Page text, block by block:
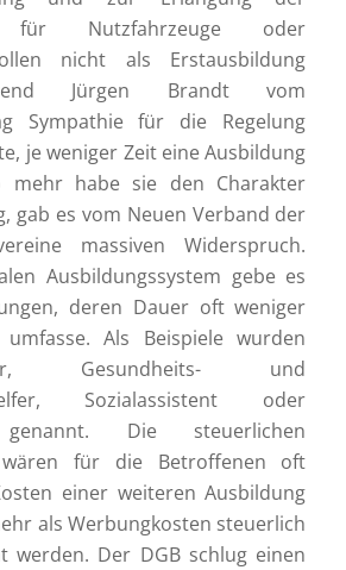
für Nutzfahrzeuge oder
nicht als Erstausbildung
Jürgen Brandt vom
Sympathie für die Regelung
je weniger Zeit eine Ausbildung
mehr habe sie den Charakter
gab es vom Neuen Verband der
massiven Widerspruch.
Ausbildungssystem gebe es
deren Dauer oft weniger
Als Beispiele wurden
Gesundheits- und
Sozialassistent oder
genannt. Die steuerlichen
wären für die Betroffenen oft
einer weiteren Ausbildung
als Werbungkosten steuerlich
werden. Der DGB schlug einen